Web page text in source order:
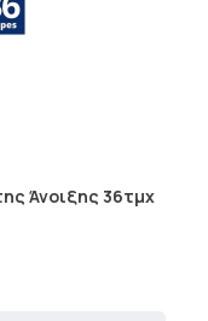
Άνοιξης 36τμχ